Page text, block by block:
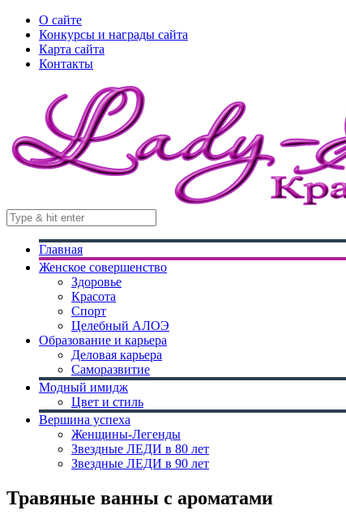
О сайте
Конкурсы и награды сайта
Карта сайта
Контакты
Главная
Женское совершенство
Здоровье
Красота
Спорт
Целебный АЛОЭ
Образование и карьера
Деловая карьера
Саморазвитие
Модный имидж
Цвет и стиль
Вершина успеха
Женщины-Легенды
Звездные ЛЕДИ в 80 лет
Звездные ЛЕДИ в 90 лет
Травяные ванны с ароматами